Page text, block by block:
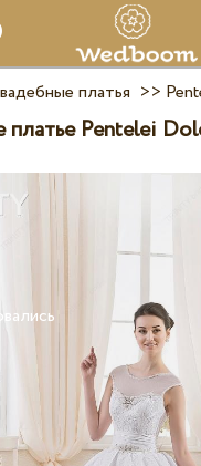
платья >>
платье Pentelei